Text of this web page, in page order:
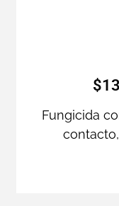
$
Fungicida